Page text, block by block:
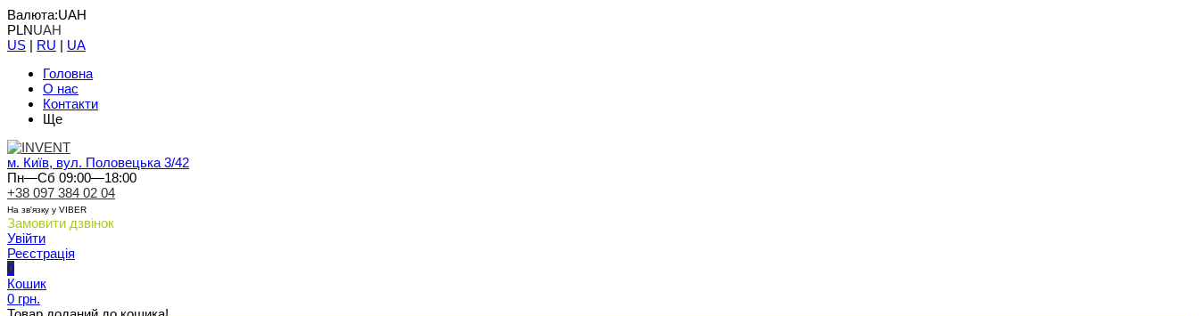
Валюта:UAH
PLNUAH
US | RU | UA
Головна
О нас
Контакти
Ще
м. Київ, вул. Половецька 3/42
Пн—Сб 09:00—18:00
+38 097 384 02 04
На зв'язку у VIBER
Замовити дзвінок
Увійти
Реєстрація
0
Кошик
0 грн.